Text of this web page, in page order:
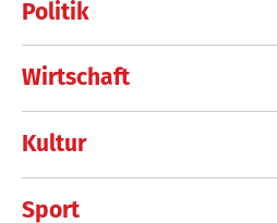
Politik
Wirtschaft
Kultur
Sport